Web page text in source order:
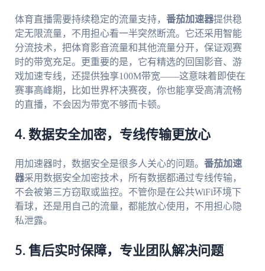
体育直播需要持续稳定的流量支持， 番茄加速器提供稳
定无限流量，不用担心看一半突然断流。它还采用智能
分流技术，把体育影音流量和其他流量分开，保证观赛
时的带宽充足。更重要的是，它有精选的回国影音、游
戏加速专线，还提供独享100M带宽——这意味着即使在
赛事高峰期，比如世界杯决赛夜，你也能享受高清流畅
的直播，不会因为带宽不够而卡顿。
4. 数据安全加密，专线传输更放心
用加速器时，数据安全是很多人关心的问题。 番茄加速
器采用数据安全加密技术，所有数据都通过专线传输，
不会被第三方窃取或监控。不管你是在公共WiFi环境下
看球，还是用自己的流量，都能放心使用，不用担心隐
私泄露。
5. 售后实时保障，专业团队解决问题